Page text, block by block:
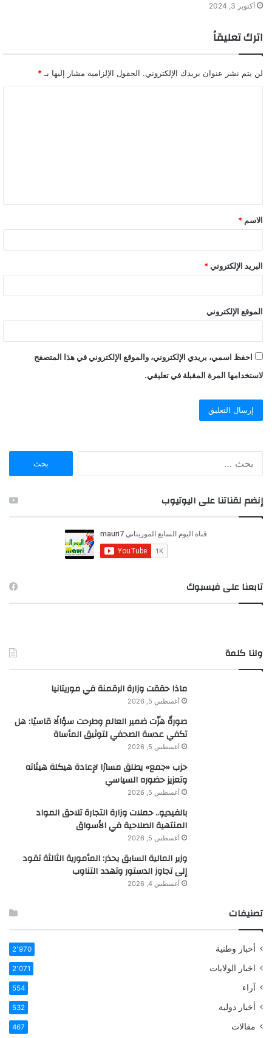
أكتوبر 3, 2024
اترك تعليقاً
لن يتم نشر عنوان بريدك الإلكتروني. الحقول الإلزامية مشار إليها بـ *
ق
*
الاسم *
البريد الإلكتروني *
الموقع الإلكتروني
احفظ اسمي، بريدي الإلكتروني، والموقع الإلكتروني في هذا المتصفح
لاستخدامها المرة المقبلة في تعليقي.
ن
:
إنضم لقناتنا على اليوتيوب
تابعنا على فيسبوك
ولنا كلمة
ماذا حققت وزارة الرقمنة في موريتانيا
أغسطس 5, 2026
صورةٌ هزّت ضمير العالم وطرحت سؤالًا قاسيًا: هل
تكفي عدسة الصحفي لتوثيق المأساة
أغسطس 5, 2026
حزب «جمع» يطلق مسارًا لإعادة هيكلة هيئاته
وتعزيز حضوره السياسي
أغسطس 5, 2026
بالفيديو.. حملات وزارة التجارة تلاحق المواد
المنتهية الصلاحية في الأسواق
أغسطس 5, 2026
وزير المالية السابق يحذر: المأمورية الثالثة تقود
إلى تجاوز الدستور وتهدد التناوب
أغسطس 4, 2026
تصنيفات
أخبار وطنية 2٬970
اخبار الولايات 2٬071
آراء 554
أخبار دولية 532
مقالات 467